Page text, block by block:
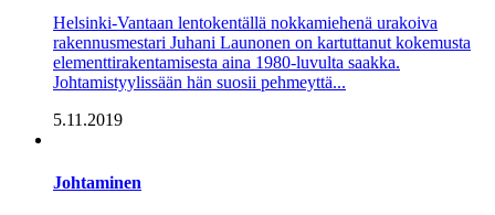
Helsinki-Vantaan lentokentällä nokkamiehenä urakoiva
rakennusmestari Juhani Launonen on kartuttanut kokemusta
elementtirakentamisesta aina 1980-luvulta saakka.
Johtamistyylissään hän suosii pehmeyttä...
5.11.2019
Johtaminen